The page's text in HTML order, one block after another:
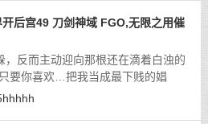
后宫49 刀剑神域 FGO,无限之用催
反而主动迎向那根还在滴着白浊的
要你喜欢…把我当成最下贱的娼
好舒服…\"